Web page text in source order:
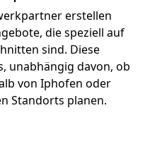
erstellen
die speziell auf
sind. Diese
unabhängig davon, ob
von Iphofen oder
Standorts planen.